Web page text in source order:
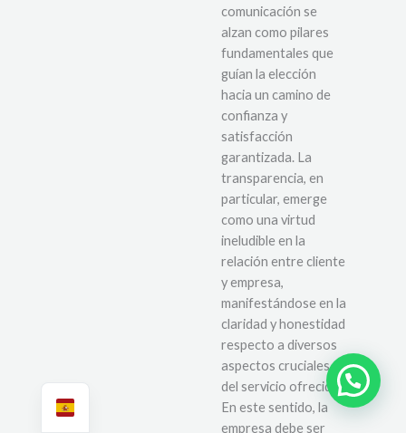
comunicación se
alzan como pilares
fundamentales que
guían la elección
hacia un camino de
confianza y
satisfacción
garantizada. La
transparencia, en
particular, emerge
como una virtud
ineludible en la
relación entre cliente
y empresa,
manifestándose en la
claridad y honestidad
respecto a diversos
aspectos cruciales
del servicio ofrecido.
En este sentido, la
empresa debe ser
¿Necesitas ayuda?